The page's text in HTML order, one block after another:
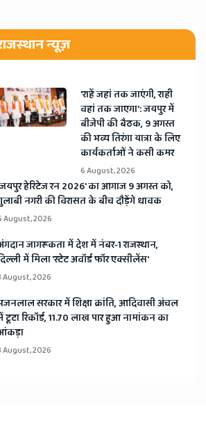
न्यूज़
'राहें जहां तक जाएंगी, राही
वहां तक जाएगा': जयपुर में
बीजेपी की बैठक, 9 अगस्त
की भव्य तिरंगा यात्रा के लिए
कार्यकर्ताओं ने कसी कमर
6 August, 2026
हेरिटेज रन 2026' का आगाज 9 अगस्त को,
नगरी की विरासत के बीच दौड़ेंगे धावक
August, 2026
जागरूकता में देश में नंबर-1 राजस्थान,
में मिला 'स्टेट अवॉर्ड फॉर एक्सीलेंस'
August, 2026
सरकार में शिक्षा क्रांति, आदिवासी अंचल
टूटा रिकॉर्ड, 11.70 लाख पार हुआ नामांकन का
August, 2026